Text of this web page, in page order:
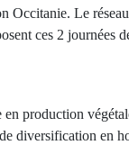
Occitanie. Le
ces 2 journées
production
diversification en